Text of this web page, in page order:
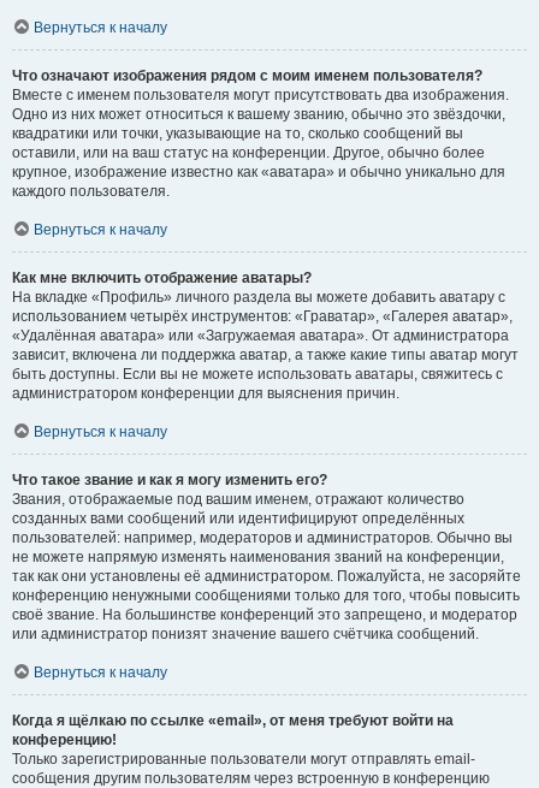
Вернуться к началу
Что означают изображения рядом с моим именем пользователя?
Вместе с именем пользователя могут присутствовать два изображения.
Одно из них может относиться к вашему званию, обычно это звёздочки,
квадратики или точки, указывающие на то, сколько сообщений вы
оставили, или на ваш статус на конференции. Другое, обычно более
крупное, изображение известно как «аватара» и обычно уникально для
каждого пользователя.
Вернуться к началу
Как мне включить отображение аватары?
На вкладке «Профиль» личного раздела вы можете добавить аватару с
использованием четырёх инструментов: «Граватар», «Галерея аватар»,
«Удалённая аватара» или «Загружаемая аватара». От администратора
зависит, включена ли поддержка аватар, а также какие типы аватар могут
быть доступны. Если вы не можете использовать аватары, свяжитесь с
администратором конференции для выяснения причин.
Вернуться к началу
Что такое звание и как я могу изменить его?
Звания, отображаемые под вашим именем, отражают количество
созданных вами сообщений или идентифицируют определённых
пользователей: например, модераторов и администраторов. Обычно вы
не можете напрямую изменять наименования званий на конференции,
так как они установлены её администратором. Пожалуйста, не засоряйте
конференцию ненужными сообщениями только для того, чтобы повысить
своё звание. На большинстве конференций это запрещено, и модератор
или администратор понизят значение вашего счётчика сообщений.
Вернуться к началу
Когда я щёлкаю по ссылке «email», от меня требуют войти на
конференцию!
Только зарегистрированные пользователи могут отправлять email-
сообщения другим пользователям через встроенную в конференцию